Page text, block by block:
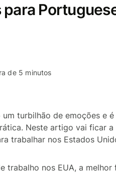
de 5 minutos
turbilhão de emoções e
Neste artigo vai ficar
trabalhar nos Estados
trabalho nos EUA, a melhor